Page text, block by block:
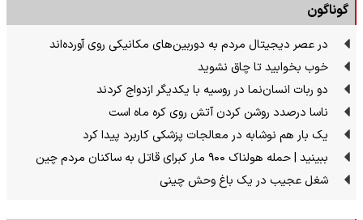
گوناگون
در عصر دیجیتال مردم به دوربین‌های مکانیکی روی آورده‌اند
خوب بخوابید تا چاق نشوید
دو ربات انسان‌نما در روسیه با یکدیگر ازدواج کردند
ناسا درصدد روشن کردن آتش روی کره ماه است
یک بار هم نوشابه در معالجات پزشکی کاربرد پیدا کرد
ببینید | حمله هولناک ۹۰۰ مار کبرای قاتل به ساکنان مردم چین
شغل عجیب در یک باغ وحش چینی